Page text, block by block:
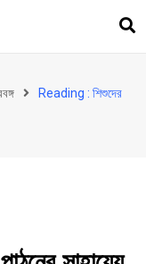
Reading : শিশুদের